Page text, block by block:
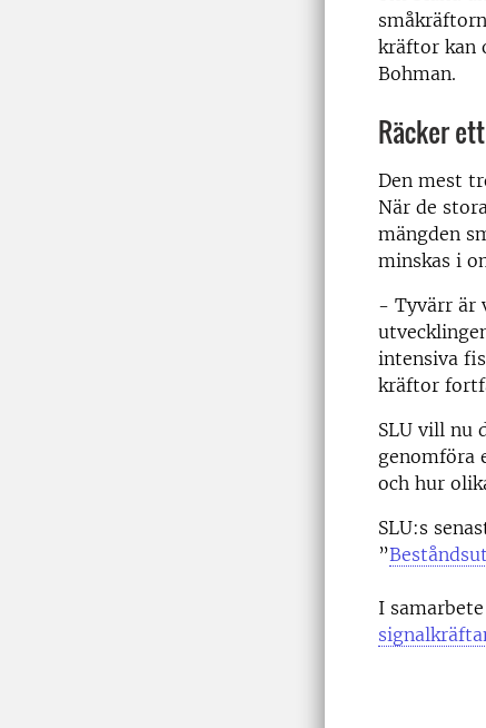
kräftor kan
Bohman.
Räcker
Den mest
När de
mängden
minskas i
- Tyvärr är
intensiva
kräftor
SLU vill nu
genomföra
och hur
SLU:s
”
I